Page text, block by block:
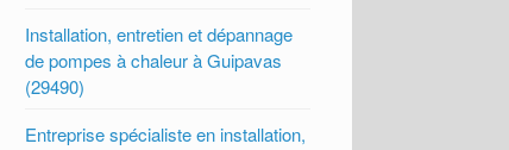
Installation, entretien et dépannage
de pompes à chaleur à Guipavas
(29490)
Entreprise spécialiste en installation,